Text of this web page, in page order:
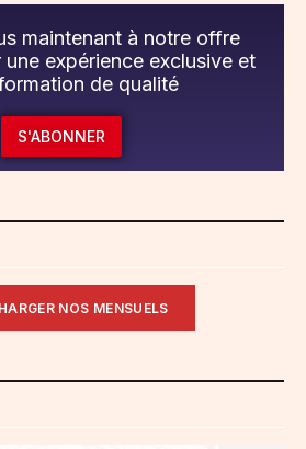
maintenant à notre offre
une expérience exclusive et
de qualité
S'ABONNER
NOS MENSUELS